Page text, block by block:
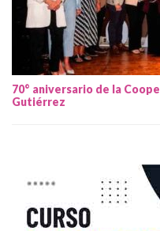
70° aniversario de la
Gutiérrez